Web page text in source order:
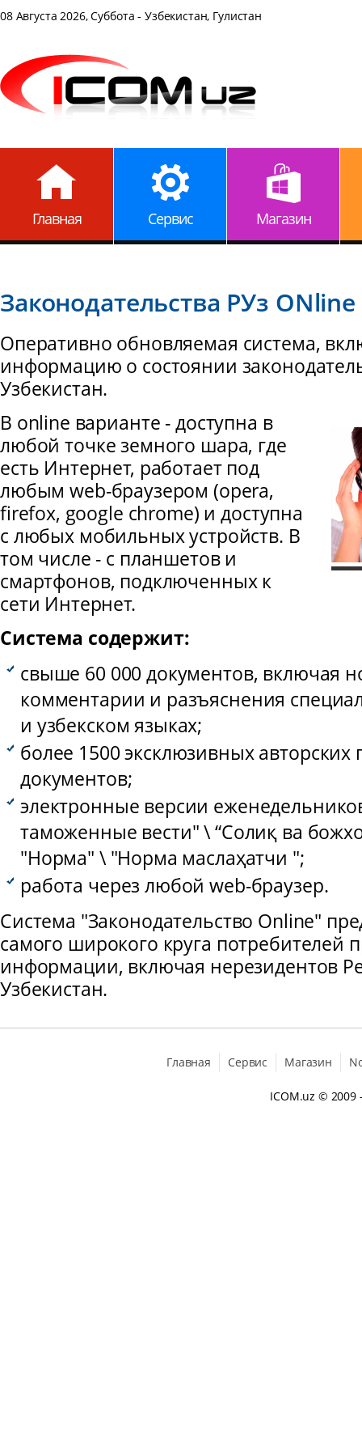
08 Августа 2026, Суббота - Узбекистан, Гулистан
Главная Сервис Магазин
Законодательства РУз ONline
Оперативно обновляемая система,
информацию о состоянии
Узбекистан.
В online варианте - доступна в
любой точке земного шара, где
есть Интернет, работает под
любым web-браузером (opera,
firefox, google chrome) и доступна
с любых мобильных устройств. В
том числе - с планшетов и
смартфонов, подключенных к
сети Интернет.
Система содержит:
свыше 60 000 документов, включая
комментарии и разъяснения
и узбекском языках;
более 1500 эксклюзивных авторских
документов;
электронные версии
таможенные вести" \ “Солиқ ва
"Норма" \ "Норма маслаҳатчи ";
работа через любой web-браузер.
Система "Законодательство Online"
самого широкого круга потребителей
информации, включая нерезидентов
Узбекистан.
Главная Сервис Магазин
ICOM.uz © 2009